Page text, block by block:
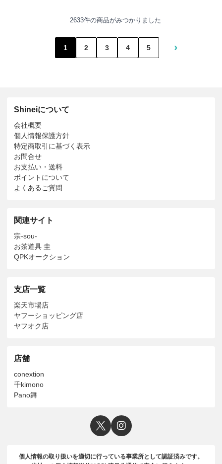
2633件の商品がみつかりました
1 2 3 4 5 ›
Shineiについて
会社概要
個人情報保護方針
特定商取引に基づく表示
お問合せ
お支払い・送料
ポイントについて
よくあるご質問
関連サイト
宗-sou-
お茶道具 圭
QPKオークション
支店一覧
楽天市場店
ヤフーショッピング店
ヤフオク店
店舗
conextion
千kimono
Pano舞
個人情報の取り扱いを適切に行っている事業所として認証済みです。